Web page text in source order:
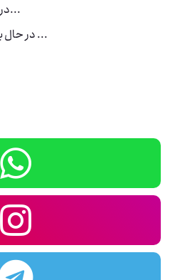
در حال به روز برسانی...
در حال به روز رسانی ...